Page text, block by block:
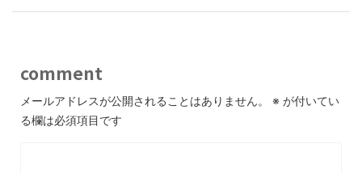
comment
メールアドレスが公開されることはありません。 ※ が付いてい
る欄は必須項目です